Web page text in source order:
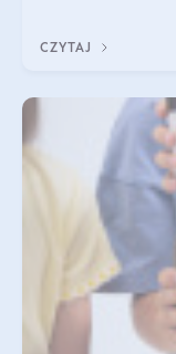
CZYTAJ